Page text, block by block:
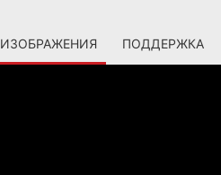
ИЗОБРАЖЕНИЯ ПОДДЕРЖКА